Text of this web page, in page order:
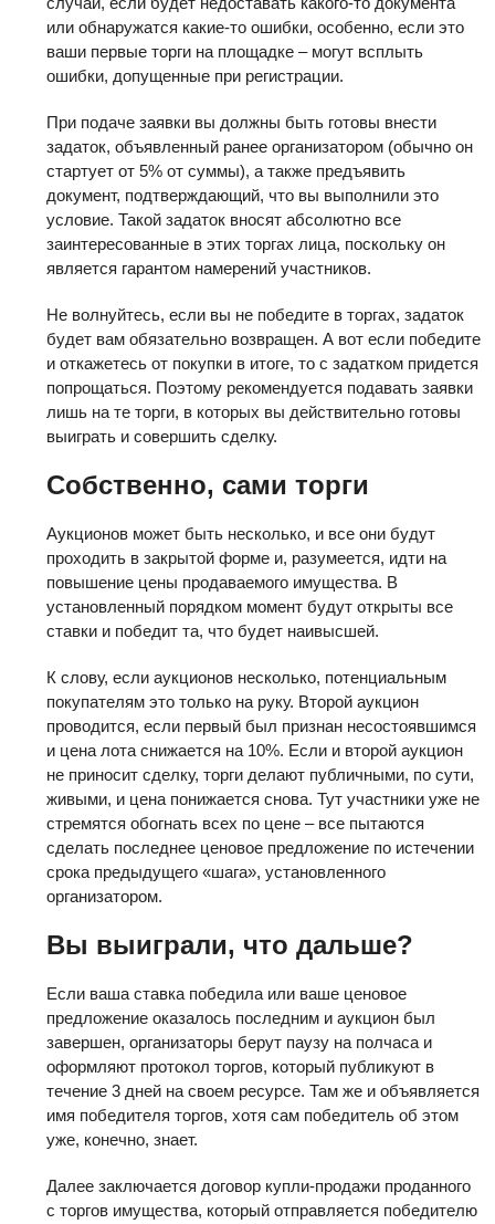
или обнаружатся какие-то ошибки, особенно, если это
ваши первые торги на площадке – могут всплыть
ошибки, допущенные при регистрации.
При подаче заявки вы должны быть готовы внести
задаток, объявленный ранее организатором (обычно он
стартует от 5% от суммы), а также предъявить
документ, подтверждающий, что вы выполнили это
условие. Такой задаток вносят абсолютно все
заинтересованные в этих торгах лица, поскольку он
является гарантом намерений участников.
Не волнуйтесь, если вы не победите в торгах, задаток
будет вам обязательно возвращен. А вот если победите
и откажетесь от покупки в итоге, то с задатком придется
попрощаться. Поэтому рекомендуется подавать заявки
лишь на те торги, в которых вы действительно готовы
выиграть и совершить сделку.
Собственно, сами торги
Аукционов может быть несколько, и все они будут
проходить в закрытой форме и, разумеется, идти на
повышение цены продаваемого имущества. В
установленный порядком момент будут открыты все
ставки и победит та, что будет наивысшей.
К слову, если аукционов несколько, потенциальным
покупателям это только на руку. Второй аукцион
проводится, если первый был признан несостоявшимся
и цена лота снижается на 10%. Если и второй аукцион
не приносит сделку, торги делают публичными, по сути,
живыми, и цена понижается снова. Тут участники уже не
стремятся обогнать всех по цене – все пытаются
сделать последнее ценовое предложение по истечении
срока предыдущего «шага», установленного
организатором.
Вы выиграли, что дальше?
Если ваша ставка победила или ваше ценовое
предложение оказалось последним и аукцион был
завершен, организаторы берут паузу на полчаса и
оформляют протокол торгов, который публикуют в
течение 3 дней на своем ресурсе. Там же и объявляется
имя победителя торгов, хотя сам победитель об этом
уже, конечно, знает.
Далее заключается договор купли-продажи проданного
с торгов имущества, который отправляется победителю